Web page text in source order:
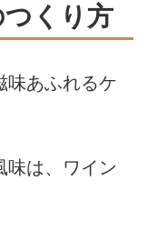
くり方
味あふれるケ
味は、ワイン